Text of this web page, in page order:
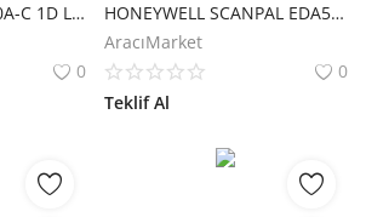
NEWLAND PT3051-0A-C 1D LAZER WIN CE6.0 WIFI+BLUETOOTH 2.83" DOKUNMATİK EKRAN EL TERMİNALİ + CRADLE
0
HONEYWELL SCANPAL EDA51 2D KAREKOD ANDROID 10 4GB/64GB WIFI+BLUETOOTH 5" DOKUNMATİK EKRAN EL TERMİNALİ
AracıMarket
0
Teklif Al